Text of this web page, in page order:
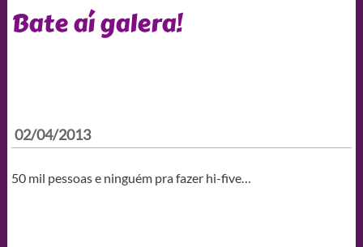
Bate aí galera!
02/04/2013
50 mil pessoas e ninguém pra fazer hi-five…